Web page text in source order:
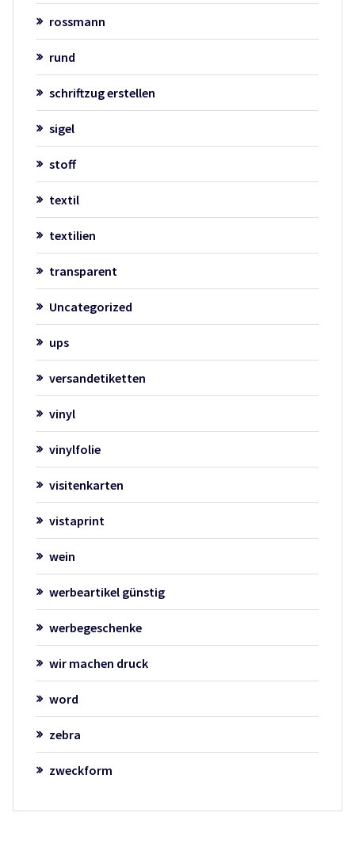
rossmann
rund
schriftzug erstellen
sigel
stoff
textil
textilien
transparent
Uncategorized
ups
versandetiketten
vinyl
vinylfolie
visitenkarten
vistaprint
wein
werbeartikel günstig
werbegeschenke
wir machen druck
word
zebra
zweckform